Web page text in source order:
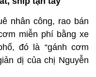
nhân công, rao bán
miễn phí bằng xe
đó là “gánh cơm
dị của chị Nguyễn